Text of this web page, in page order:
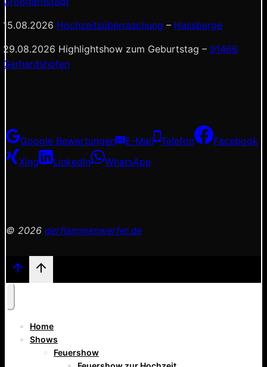
15.08.2026 Hochzeitsüberraschung – Hassberge
29.08.2026 Highlightshow zum Geburtstag – 91466
Gerhardshofen
Google Bewertungen E-Mail Telefon
Facebook
Xing
LinkedIn WhatsApp
© 2026 derflammenwerfer.de
Home
Shows
Feuershow